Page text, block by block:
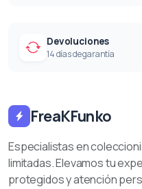
Devoluciones
14 días de garantía
FreaKFunko
Especialistas en
limitadas. Elevamos tu
protegidos y atención